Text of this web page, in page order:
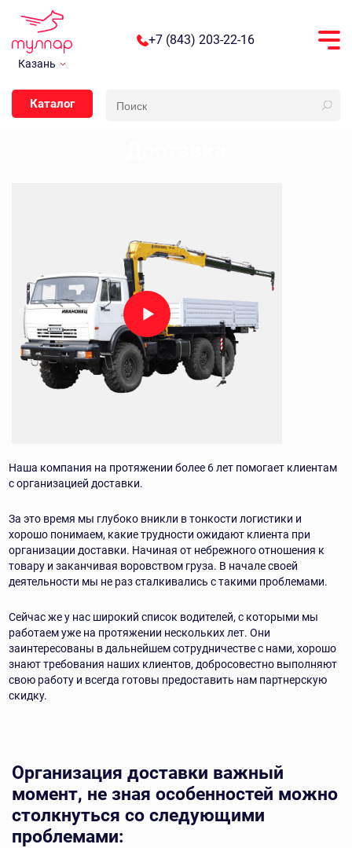
Казань
+7 (843) 203-22-16
Каталог
Наша компания на протяжении более 6 лет помогает клиентам
с организацией доставки.
За это время мы глубоко вникли в тонкости логистики и
хорошо понимаем, какиетрудности ожидают клиента при
организации доставки. Начиная от небрежногоотношения к
товару и заканчивая воровством груза. В начале своей
деятельности мы не раз сталкивались с такими проблемами.
Сейчас же у нас широкий список водителей, с которыми мы
работаем уже на протяжении нескольких лет. Они
заинтересованы в дальнейшем сотрудничествес нами, хорошо
знают требования наших клиентов, добросовестно выполняют
свою работу и всегда готовы предоставить нам партнерскую
скидку.
Организация доставки важный
момент, не зная особенностей можно
столкнуться со следующими
проблемами: